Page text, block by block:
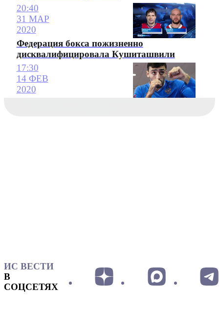
20:40
31 МАР
2020
Федерация бокса пожизненно
дисквалифицировала Кушиташвили
17:30
14 ФЕВ
2020
ИС ВЕСТИ
В
СОЦСЕТЯХ